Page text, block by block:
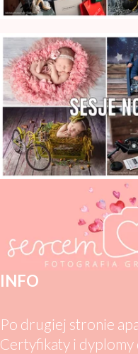
Zdjęcia
INFO
Po drugiej stronie
Certyfikaty i dyplomy